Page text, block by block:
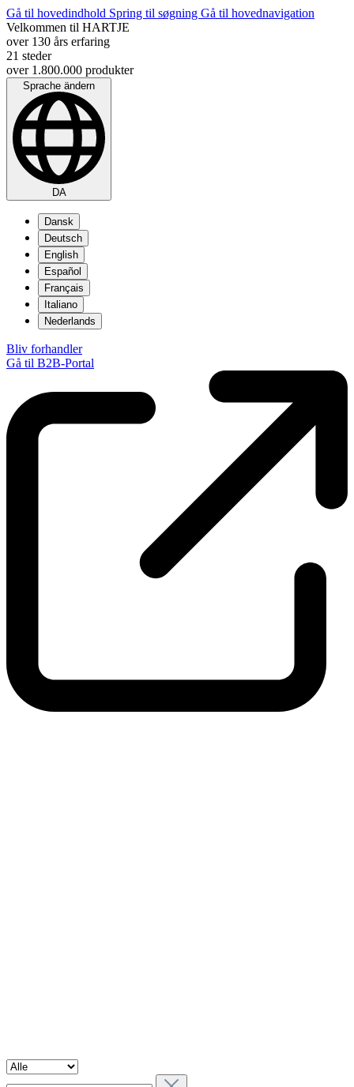
Gå til hovedindhold Spring til søgning Gå til hovednavigation
Velkommen til HARTJE
over 130 års erfaring
21 steder
over 1.800.000 produkter
Sprache ändern
DA
Dansk
Deutsch
English
Español
Français
Italiano
Nederlands
Bliv forhandler
Gå til B2B-Portal